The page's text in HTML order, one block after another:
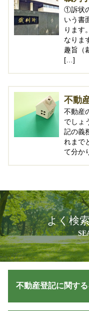
①訴状
いう書
ります
なりま
趣旨（
[…]
不動
不動産
でしょ
記の義
れまで
て分か
よく検
不動産登記に関す